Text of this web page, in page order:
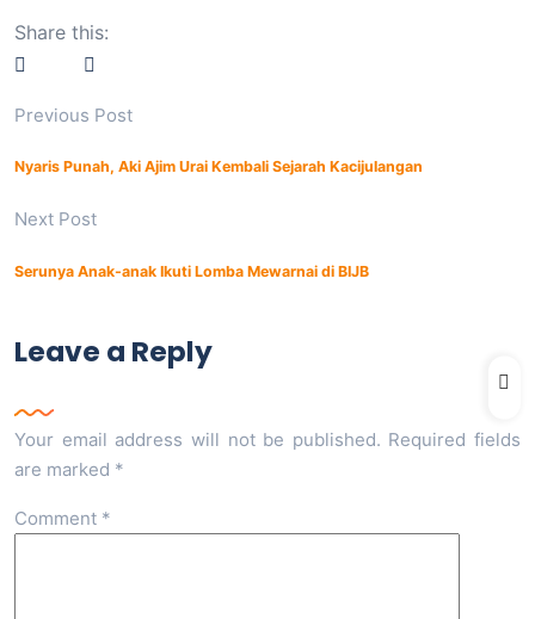
Share this:
Previous Post
Nyaris Punah, Aki Ajim Urai Kembali Sejarah Kacijulangan
Next Post
Serunya Anak-anak Ikuti Lomba Mewarnai di BIJB
Leave a Reply
Your email address will not be published. Required fields
are marked *
Comment *